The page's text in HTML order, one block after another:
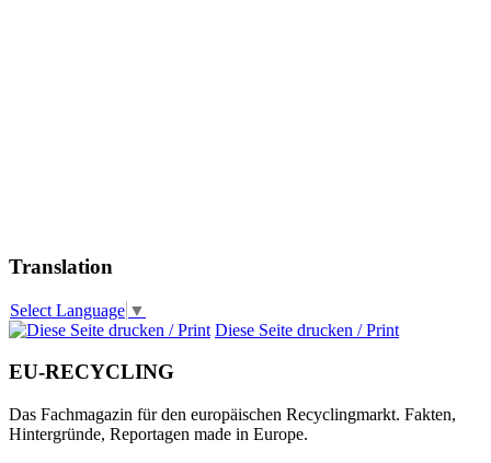
Translation
Select Language ▼
Diese Seite drucken / Print
EU-RECYCLING
Das Fachmagazin für den europäischen Recyclingmarkt. Fakten,
Hintergründe, Reportagen made in Europe.